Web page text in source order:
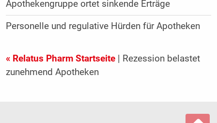
Apothekengruppe ortet sinkende Erträge
Personelle und regulative Hürden für Apotheken
« Relatus Pharm Startseite| Rezession belastet
zunehmend Apotheken